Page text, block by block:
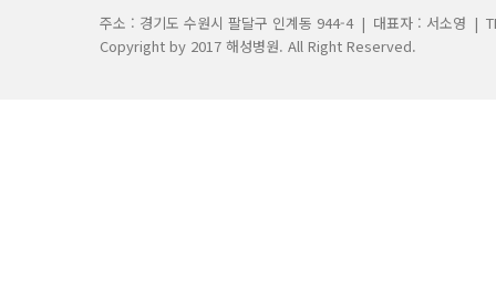
주소 : 경기도 수원시 팔달구 인계동 944-4 | 대표자 : 서소영 |
Copyright by 2017 해성병원. All Right Reserved.